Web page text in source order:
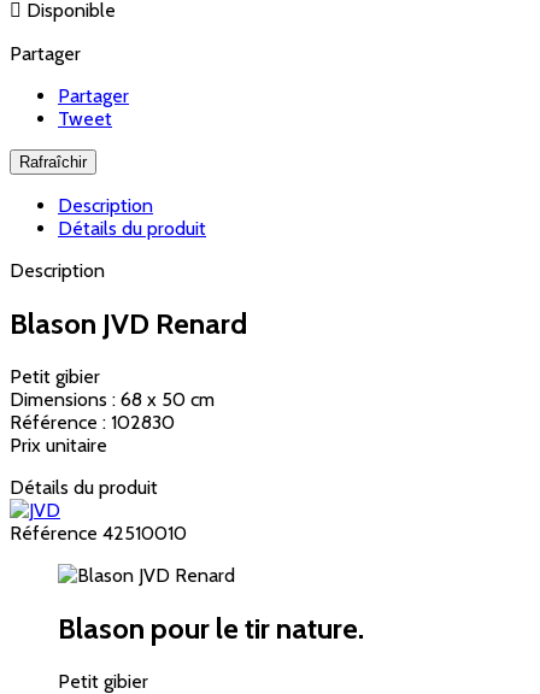
 Disponible
Partager
Partager
Tweet
Description
Détails du produit
Description
Blason JVD Renard
Petit gibier
Dimensions : 68 x 50 cm
Référence : 102830
Prix unitaire
Détails du produit
Référence 42510010
Blason pour le tir nature.
Petit gibier